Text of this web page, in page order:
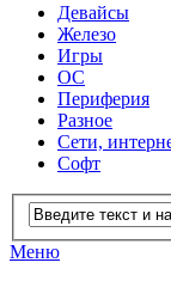
Девайсы
Железо
Игры
ОС
Периферия
Разное
Сети,
Софт
Меню